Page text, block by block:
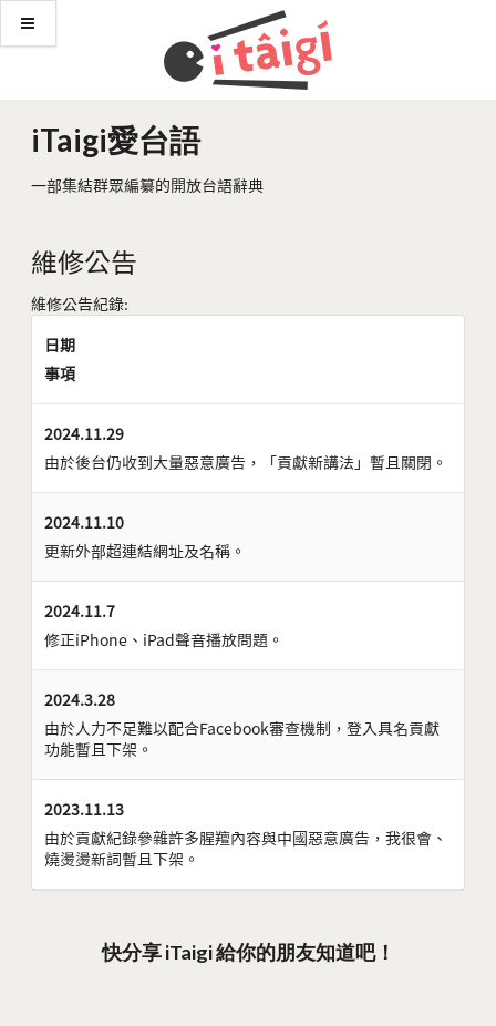
iTaigi愛台語
一部集結群眾編纂的開放台語辭典
維修公告
維修公告紀錄:
日期
事項
2024.11.29
由於後台仍收到大量惡意廣告，「貢獻新講法」暫且關閉。
2024.11.10
更新外部超連結網址及名稱。
2024.11.7
修正iPhone、iPad聲音播放問題。
2024.3.28
由於人力不足難以配合Facebook審查機制，登入具名貢獻
功能暫且下架。
2023.11.13
由於貢獻紀錄參雜許多腥羶內容與中國惡意廣告，我很會、
燒燙燙新詞暫且下架。
快分享 iTaigi 給你的朋友知道吧！